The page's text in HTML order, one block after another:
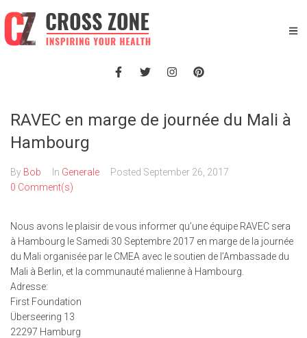
RAVEC en marge de journée du Mali à
Hambourg
By Bob In Generale Posted September 26, 2017
0 Comment(s)
Nous avons le plaisir de vous informer qu’une équipe RAVEC sera
à Hambourg le Samedi 30 Septembre 2017 en marge de la journée
du Mali organisée par le CMEA avec le soutien de l’Ambassade du
Mali à Berlin, et la communauté malienne à Hambourg.
Adresse:
First Foundation
Überseering 13
22297 Hamburg